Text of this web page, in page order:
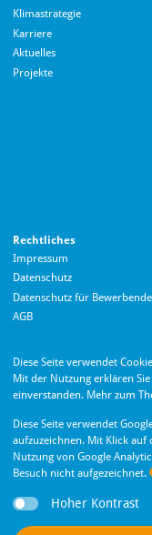
Klimastrategie
Karriere
Aktuelles
Projekte
Rechtliches
Impressum
Datenschutz
Datenschutz für Bewerbende
AGB
GmbH ist eine
am Rhein.
Diese Seite verwendet
Mit der Nutzung erklären
einverstanden. Mehr zum
Diese Seite verwendet
aufzuzeichnen. Mit Klick auf
Nutzung von Google
Besuch nicht aufgezeichnet.
Hoher Kontrast
Wir nutzen Langdock zur
Chatbots erklären Sie